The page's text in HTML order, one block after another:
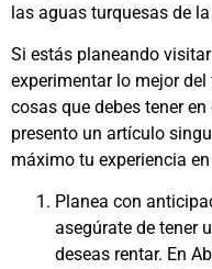
las aguas turquesas de
Si estás planeando
experimentar lo mejor
cosas que debes tener
presento un artículo
máximo tu experiencia
Planea con
asegúrate de tener
deseas rentar. En